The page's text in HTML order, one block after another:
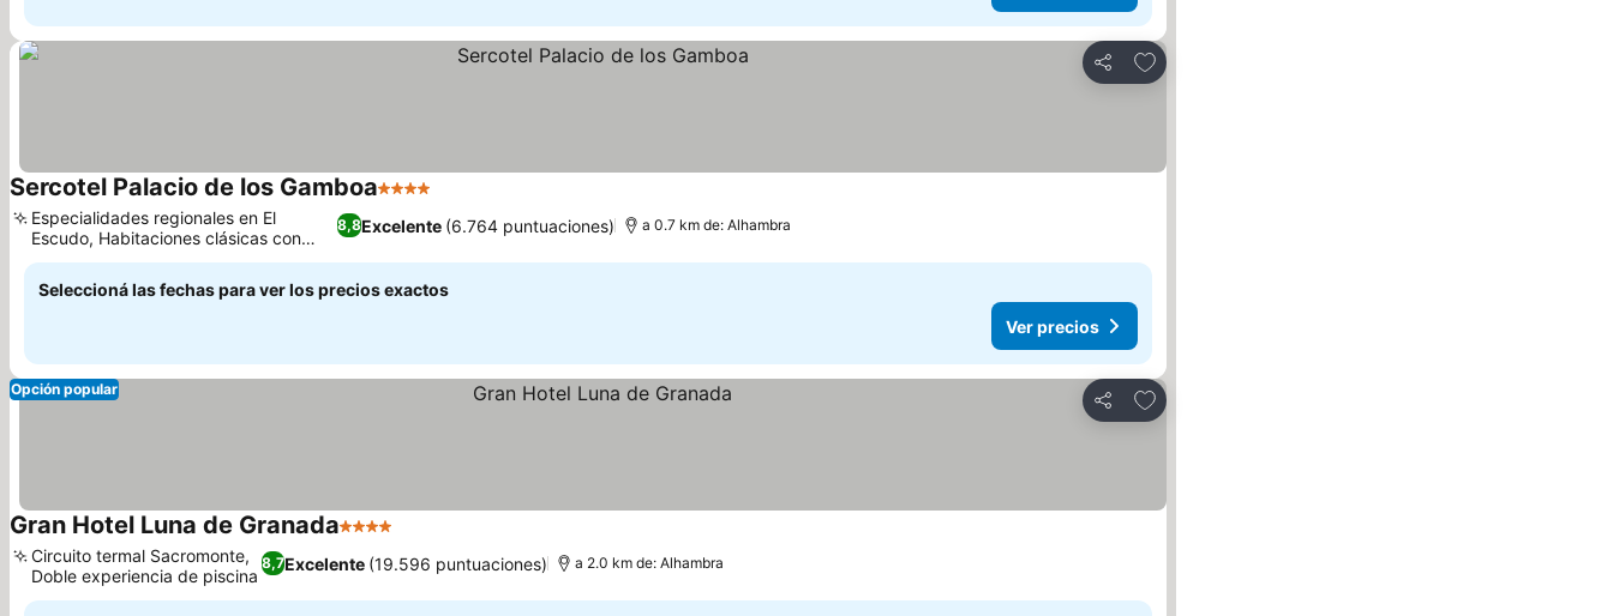
Compartir
Añadir a favoritos
Sercotel Palacio de los Gamboa4 Estrellas
8,8Excelente (6.764 puntuaciones)
Especialidades regionales en El
Escudo, Habitaciones clásicas con
suelos de madera
a 0.7 km de: Alhambra
Seleccioná las fechas para ver los precios exactos
Ver precios
Compartir
Añadir a favoritos
Opción popular
Gran Hotel Luna de Granada4 Estrellas
8,7Excelente (19.596 puntuaciones)
Circuito termal Sacromonte,
Doble experiencia de piscina
a 2.0 km de: Alhambra